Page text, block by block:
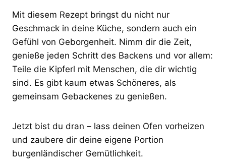
Mit diesem Rezept bringst du nicht nur
Geschmack in deine Küche, sondern auch ein
Gefühl von Geborgenheit. Nimm dir die Zeit,
genieße jeden Schritt des Backens und vor allem:
Teile die Kipferl mit Menschen, die dir wichtig
sind. Es gibt kaum etwas Schöneres, als
gemeinsam Gebackenes zu genießen.
Jetzt bist du dran – lass deinen Ofen vorheizen
und zaubere dir deine eigene Portion
burgenländischer Gemütlichkeit.